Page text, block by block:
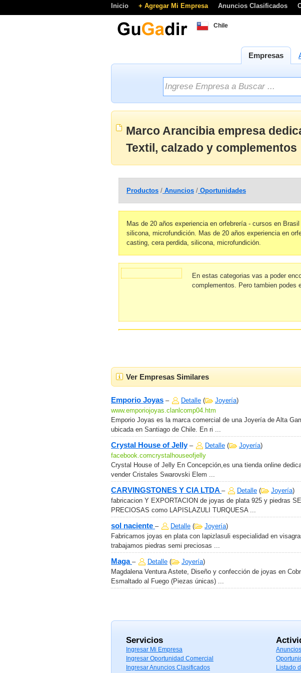
Inicio + Agregar Mi Empresa Anuncios Clasificados
Chile
Empresas
Marco Arancibia empresa
Textil, calzado y complementos
Productos / Anuncios / Oportunidades
Mas de 20 años experiencia en orfebrería - cursos en
silicona, microfundición. Mas de 20 años experiencia en
casting, cera perdida, silicona, microfundición.
En estas categorias vas a poder
complementos. Pero tambien podes
Ver Empresas Similares
Emporio Joyas – Detalle ( Joyería)
www.emporiojoyas.clanlcomp04.htm
Emporio Joyas es la marca comercial de una Joyería de Alta
ubicada en Santiago de Chile. En ri ...
Crystal House of Jelly– Detalle ( Joyería)
facebook.comcrystalhouseofjelly
Crystal House of Jelly En Concepción,es una tienda online
vender Cristales Swarovski Elem ...
CARVINGSTONES Y CIA LTDA – Detalle ( Joyería)
fabricacion Y EXPORTACION de joyas de plata 925 y piedras
PRECIOSAS como LAPISLAZULI TURQUESA ...
sol naciente – Detalle ( Joyería)
Fabricamos joyas en plata con lapizlasuli especialidad en
trabajamos piedras semi preciosas ...
Maga – Detalle ( Joyería)
Magdalena Ventura Astete, Diseño y confección de joyas en
Esmaltado al Fuego (Piezas únicas) ...
Servicios
Ingresar Mi Empresa
Ingresar Oportunidad Comercial
Ingresar Anuncios Clasificados
Listado